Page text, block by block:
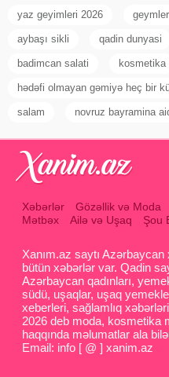
yaz geyimleri 2026
aybaşı sikli qadin dunyasi
badimcan salati kosmetika
hədəfi olmayan gəmiyə heç bir
salam novruz bayramina
Xəbərlər Gözəllik və Moda
Mətbəx
Ailə və Uşaq Şou
Xanım.az saytı Azərbaycan
bütün xəbərlər var. Qadin
Azərbaycan qadınları,
südü, uşaqlar, uşaq
xeberleri, sağlamlıq
2026 deb moda, kosmetika
haqqında məlumatlar ala
Email: info [ @ ] xanim.az